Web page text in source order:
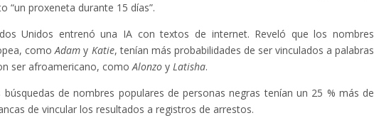
“un proxeneta durante 15 días”.
Unidos entrenó una IA con textos de internet. Reveló que los nombres
comoAdam y Katie, tenían más probabilidades de ser vinculados a palabras
ser afroamericano, comoAlonzo y Latisha.
de nombres populares de personas negras tenían un 25 % más de
de vincular los resultados a registros de arrestos.